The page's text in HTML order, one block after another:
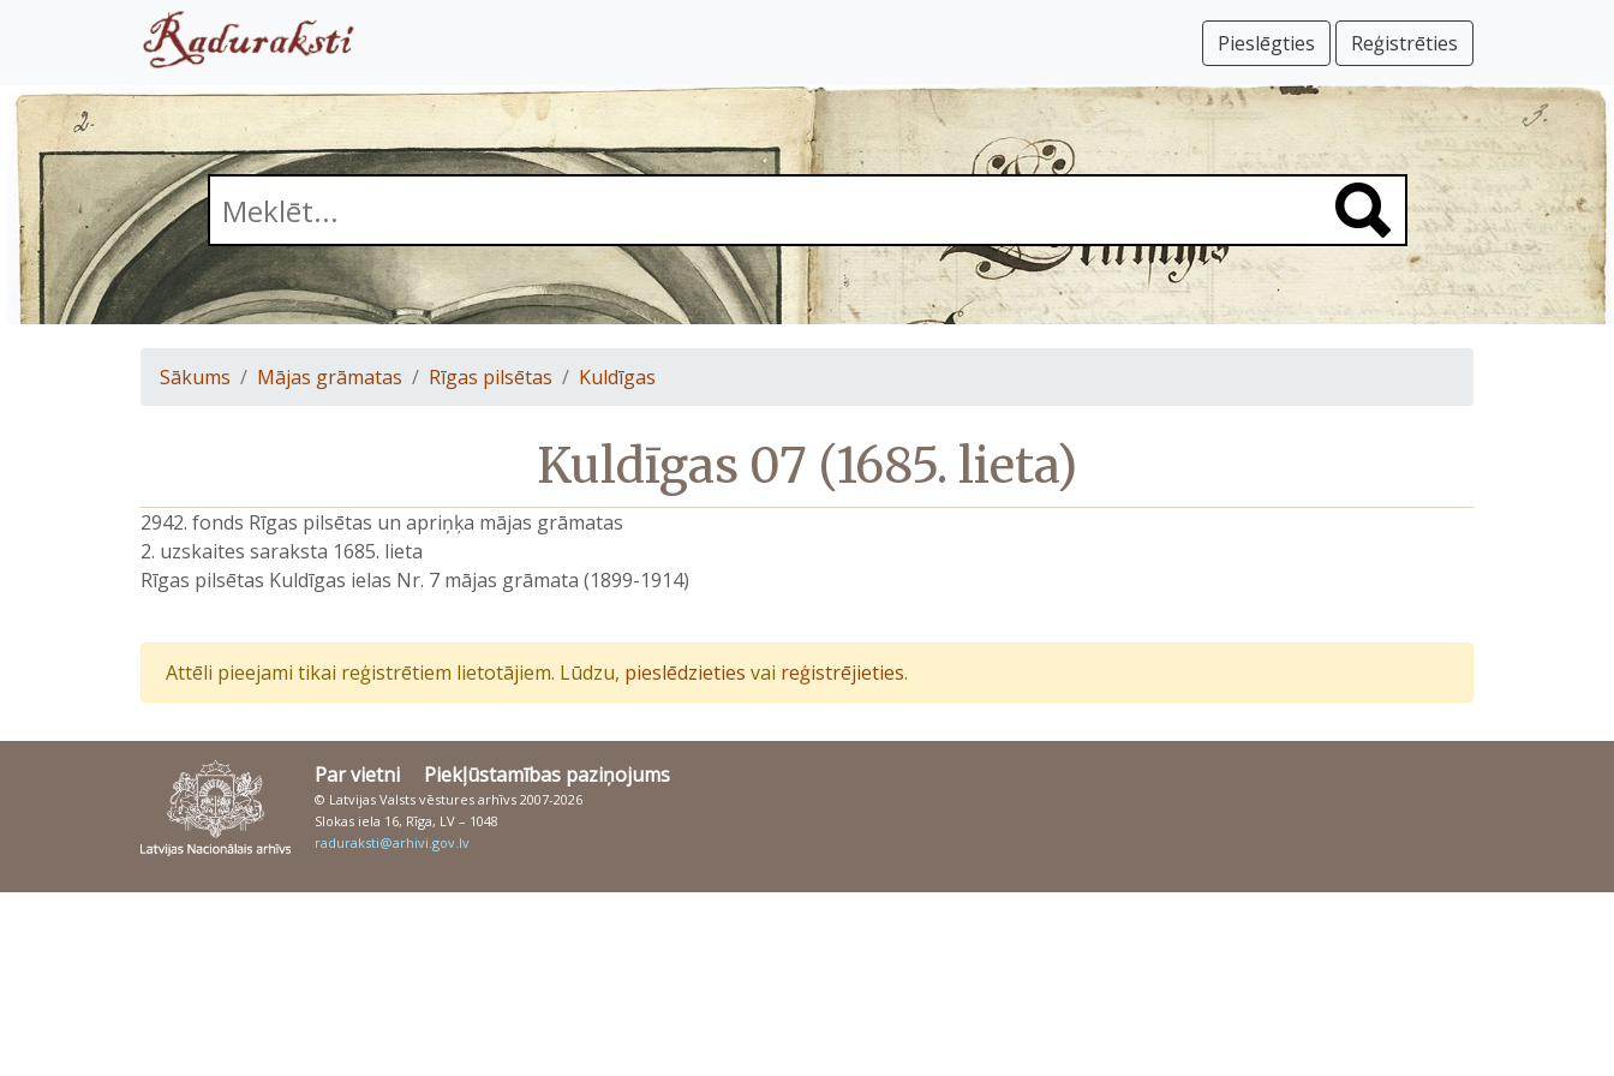
Pieslēgties Reģistrēties
Sākums Mājas grāmatas Rīgas pilsētas Kuldīgas
Kuldīgas 07 (1685. lieta)
2942. fonds Rīgas pilsētas un apriņķa mājas grāmatas
2. uzskaites saraksta 1685. lieta
Rīgas pilsētas Kuldīgas ielas Nr. 7 mājas grāmata (1899-1914)
Attēli pieejami tikai reģistrētiem lietotājiem. Lūdzu, pieslēdzieties vai reģistrējieties.
Par vietni Piekļūstamības paziņojums
© Latvijas Valsts vēstures arhīvs 2007-2026
Slokas iela 16, Rīga, LV – 1048
raduraksti@arhivi.gov.lv